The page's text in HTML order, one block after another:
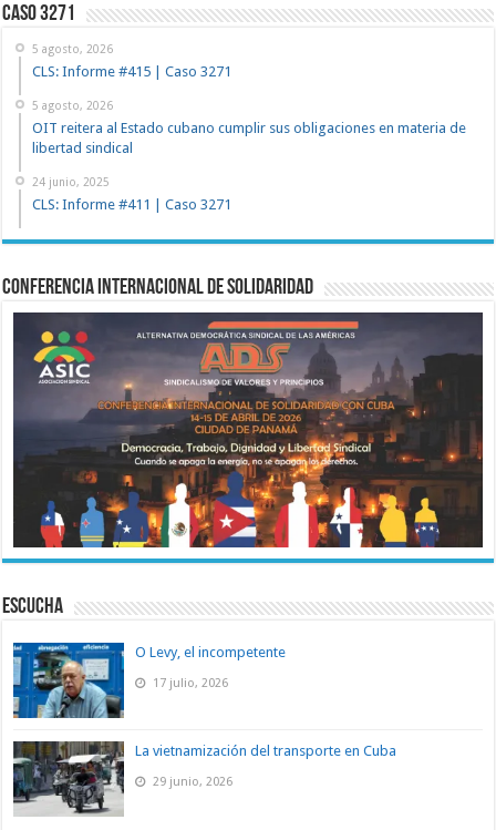
Caso 3271
5 agosto, 2026
CLS: Informe #415 | Caso 3271
5 agosto, 2026
OIT reitera al Estado cubano cumplir sus obligaciones en materia de
libertad sindical
24 junio, 2025
CLS: Informe #411 | Caso 3271
Conferencia Internacional de Solidaridad
ESCUCHA
O Levy, el incompetente
17 julio, 2026
La vietnamización del transporte en Cuba
29 junio, 2026